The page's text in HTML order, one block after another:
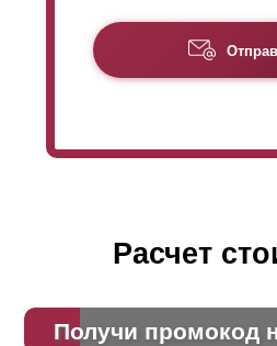
Расчет
Получи промокод